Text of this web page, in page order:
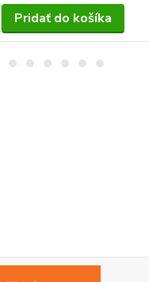
Pridať do košíka